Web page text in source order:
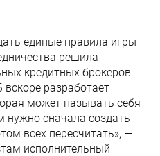
единые правила игры
решила
кредитных брокеров.
разработает
может называть себя
сначала создать
всех пересчитать», —
исполнительный